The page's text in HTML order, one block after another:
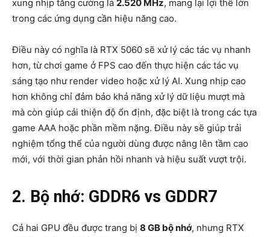
xung nhịp tăng cường là 2.520 MHz, mang lại lợi thế lớn
trong các ứng dụng cần hiệu năng cao.
Điều này có nghĩa là RTX 5060 sẽ xử lý các tác vụ nhanh
hơn, từ chơi game ở FPS cao đến thực hiện các tác vụ
sáng tạo như render video hoặc xử lý AI. Xung nhịp cao
hơn không chỉ đảm bảo khả năng xử lý dữ liệu mượt mà
mà còn giúp cải thiện độ ổn định, đặc biệt là trong các tựa
game AAA hoặc phần mềm nặng. Điều này sẽ giúp trải
nghiệm tổng thể của người dùng được nâng lên tầm cao
mới, với thời gian phản hồi nhanh và hiệu suất vượt trội.
2. Bộ nhớ: GDDR6 vs GDDR7
Cả hai GPU đều được trang bị 8 GB bộ nhớ, nhưng RTX